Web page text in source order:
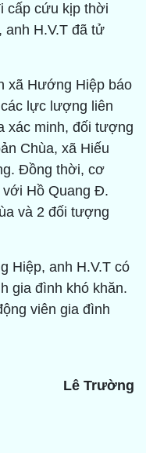
cấp cứu kịp thời
H.V.T đã tử
xã Hướng Hiệp báo
lực lượng liên
xác minh, đối tượng
Chùa, xã Hiếu
Đồng thời, cơ
Hồ Quang Đ.
và 2 đối tượng
Hiệp, anh H.V.T có
gia đình khó khăn.
viên gia đình
Lê Trường